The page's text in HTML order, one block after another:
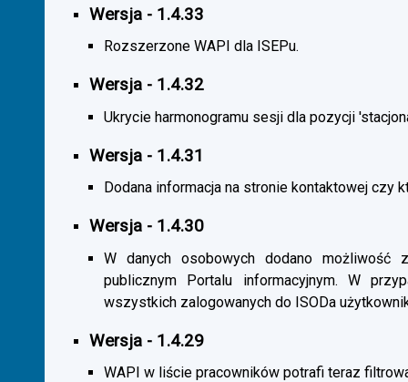
Wersja - 1.4.33
Rozszerzone WAPI dla ISEPu.
Wersja - 1.4.32
Ukrycie harmonogramu sesji dla pozycji
Wersja - 1.4.31
Dodana informacja na stronie kontaktowej czy
Wersja - 1.4.30
W danych osobowych dodano możliwość
publicznym Portalu informacyjnym. W
wszystkich zalogowanych do ISODa
Wersja - 1.4.29
WAPI w liście pracowników potrafi teraz